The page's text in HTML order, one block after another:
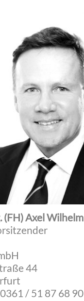
(FH) Axel Wilhelm
44
/ 51 87 68 90